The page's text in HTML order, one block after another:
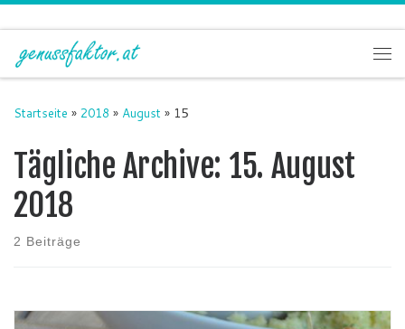
Zum Inhalt springen
Startseite » 2018 » August » 15
Tägliche Archive: 15. August
2018
2 Beiträge